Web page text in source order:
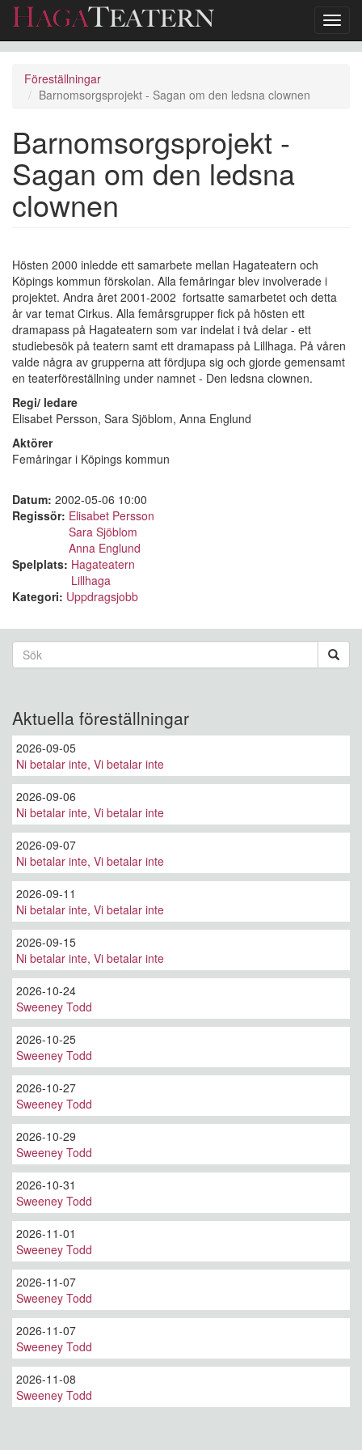
huvudinnehåll
Föreställningar
Barnomsorgsprojekt - Sagan om den ledsna clownen
Barnomsorgsprojekt -
Sagan om den ledsna
clownen
Hösten 2000 inledde ett samarbete mellan Hagateatern och
Köpings kommun förskolan. Alla femåringar blev involverade i
projektet. Andra året 2001-2002 fortsatte samarbetet och detta
år var temat Cirkus. Alla femårsgrupper fick på hösten ett
dramapass på Hagateatern som var indelat i två delar - ett
studiebesök på teatern samt ett dramapass på Lillhaga. På våren
valde några av grupperna att fördjupa sig och gjorde gemensamt
en teaterföreställning under namnet - Den ledsna clownen.
Regi/ ledare
Elisabet Persson, Sara Sjöblom, Anna Englund
Aktörer
Femåringar i Köpings kommun
Datum: 2002-05-06 10:00
Regissör: Elisabet Persson
Sara Sjöblom
Anna Englund
Spelplats: Hagateatern
Lillhaga
Kategori: Uppdragsjobb
Sökformulär
Aktuella föreställningar
2026-09-05
Ni betalar inte, Vi betalar inte
2026-09-06
Ni betalar inte, Vi betalar inte
2026-09-07
Ni betalar inte, Vi betalar inte
2026-09-11
Ni betalar inte, Vi betalar inte
2026-09-15
Ni betalar inte, Vi betalar inte
2026-10-24
Sweeney Todd
2026-10-25
Sweeney Todd
2026-10-27
Sweeney Todd
2026-10-29
Sweeney Todd
2026-10-31
Sweeney Todd
2026-11-01
Sweeney Todd
2026-11-07
Sweeney Todd
2026-11-07
Sweeney Todd
2026-11-08
Sweeney Todd